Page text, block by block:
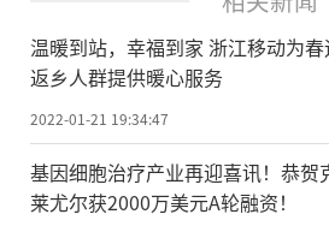
温暖到站，幸福到家 浙江移动为
返乡人群提供暖心服务
2022-01-21 19:34:47
基因细胞治疗产业再迎喜讯！恭贺
莱尤尔获2000万美元A轮融资！